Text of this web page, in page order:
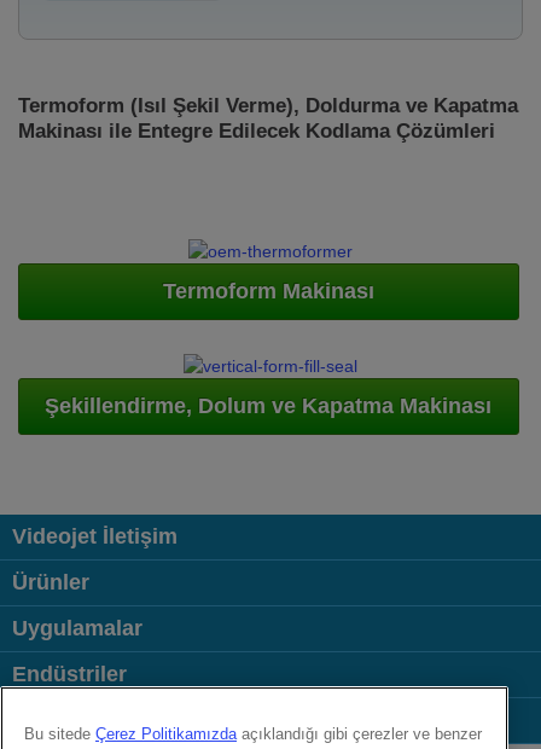
Termoform (Isıl Şekil Verme), Doldurma ve Kapatma
Makinası ile Entegre Edilecek Kodlama Çözümleri
Termoform Makinası
Şekillendirme, Dolum ve Kapatma Makinası
Videojet İletişim
Ürünler
Uygulamalar
Endüstriler
Bu sitede Çerez Politikamızdaaçıklandığı gibi çerezler ve benzer